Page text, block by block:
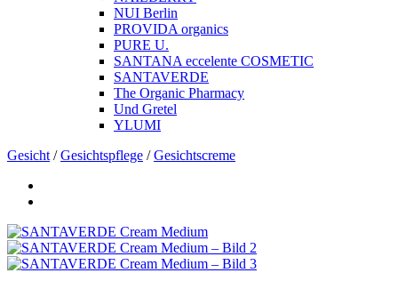
NUI Berlin
PROVIDA organics
PURE U.
SANTANA eccelente COSMETIC
SANTAVERDE
The Organic Pharmacy
Und Gretel
YLUMI
Gesicht / Gesichtspflege / Gesichtscreme